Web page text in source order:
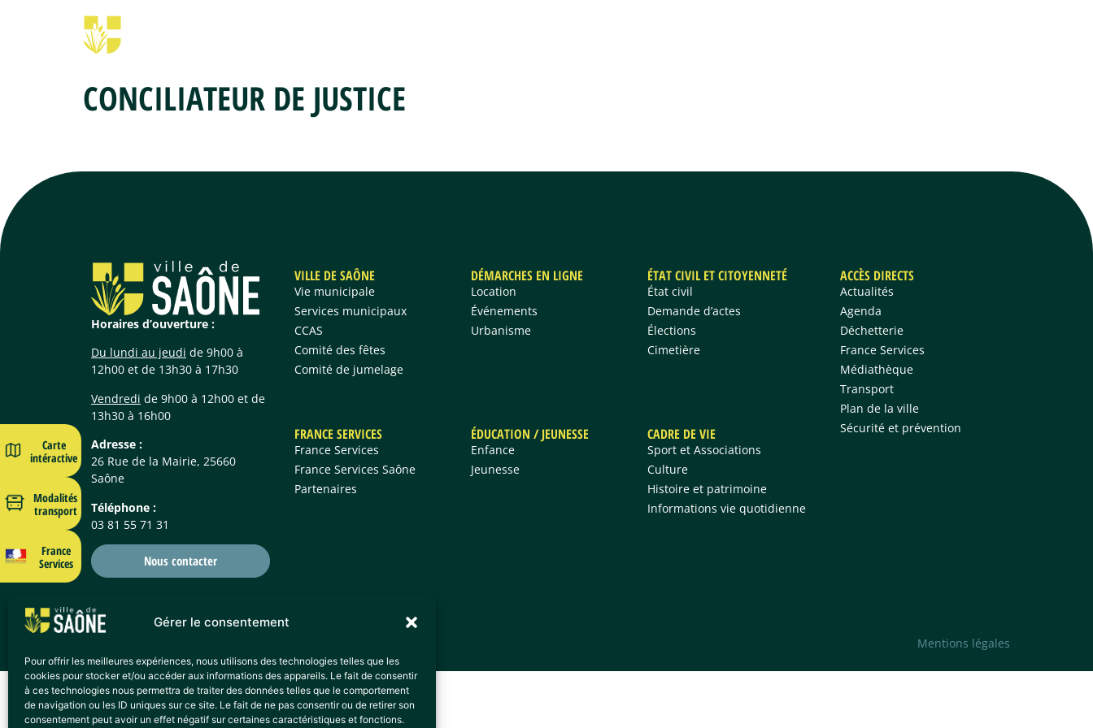
Gérer le consentement
Pour offrir les meilleures expériences, nous utilisons des technologies telles que les
cookies pour stocker et/ou accéder aux informations des appareils. Le fait de consentir
à ces technologies nous permettra de traiter des données telles que le comportement
de navigation ou les ID uniques sur ce site. Le fait de ne pas consentir ou de retirer son
consentement peut avoir un effet négatif sur certaines caractéristiques et fonctions.
Carte
intéractive
Modalités
transport
France
Services
CONCILIATEUR DE JUSTICE
Horaires d’ouverture :
Du lundi au jeudi de 9h00 à
12h00 et de 13h30 à 17h30
Vendredi de 9h00 à 12h00 et de
13h30 à 16h00
Adresse :
26 Rue de la Mairie, 25660
Saône
Téléphone :
03 81 55 71 31
Nous contacter
VILLE DE SAÔNE
Vie municipale
Services municipaux
CCAS
Comité des fêtes
Comité de jumelage
DÉMARCHES EN LIGNE
Location
Événements
Urbanisme
ÉTAT CIVIL ET CITOYENNETÉ
État civil
Demande d’actes
Élections
Cimetière
FRANCE SERVICES
France Services
France Services Saône
Partenaires
ÉDUCATION / JEUNESSE
Enfance
Jeunesse
CADRE DE VIE
Sport et Associations
Culture
Histoire et patrimoine
Informations vie quotidienne
ACCÈS DIRECTS
Actualités
Agenda
Déchetterie
France Services
Médiathèque
Transport
Plan de la ville
Sécurité et prévention
Mentions légales